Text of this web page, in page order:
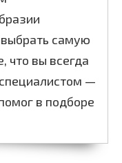
самую
что вы всегда
—
в подборе